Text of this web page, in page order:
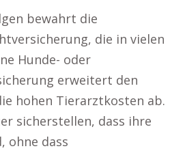
bewahrt die
die in vielen
Hunde- oder
erweitert den
hohen Tierarztkosten ab.
sicherstellen, dass ihre
ohne dass